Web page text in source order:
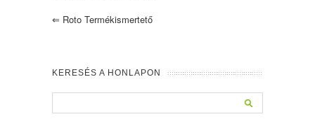
⇐ Roto Termékismertető
KERESÉS A HONLAPON